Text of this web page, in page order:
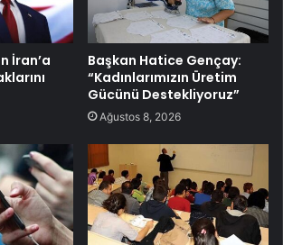
İran’a
Başkan Hatice Gençay:
“Kadınlarımızın Üretim
Gücünü Destekliyoruz”
Ağustos 8, 2026